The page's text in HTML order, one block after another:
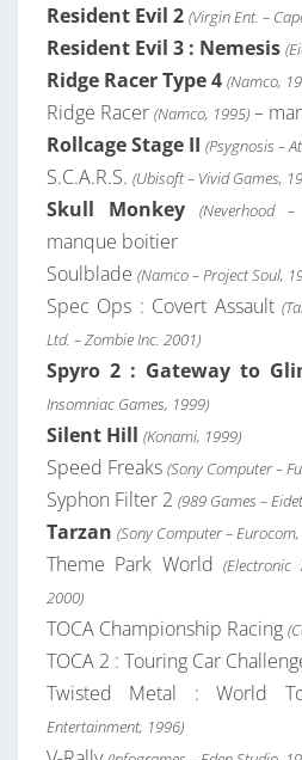
Resident Evil 2 (Virgin Ent. –
Resident Evil 3 : Nemesis
Ridge Racer Type 4 (Namco,
Ridge Racer (Namco, 1995) –
Rollcage Stage II (Psygnosis –
S.C.A.R.S. (Ubisoft – Vivid Games,
Skull Monkey (Neverhood
manque boitier
Soulblade (Namco – Project Soul,
Spec Ops : Covert Assault
Ltd. – Zombie Inc. 2001)
Spyro 2 : Gateway to
Insomniac Games, 1999)
Silent Hill (Konami, 1999)
Speed Freaks (Sony Computer –
Syphon Filter 2 (989 Games –
Tarzan (Sony Computer –
Theme Park World
2000)
TOCA Championship Racing
TOCA 2 : Touring Car
Twisted Metal : World
Entertainment, 1996)